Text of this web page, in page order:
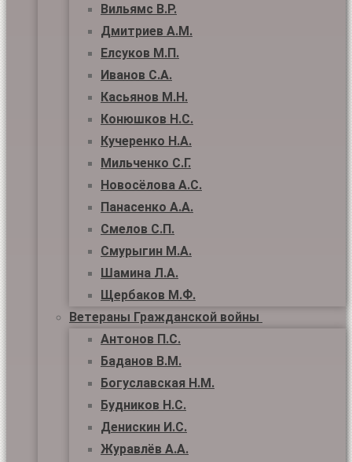
Вильямс В.Р.
Дмитриев А.М.
Елсуков М.П.
Иванов С.А.
Касьянов М.Н.
Конюшков Н.С.
Кучеренко Н.А.
Мильченко С.Г.
Новосёлова А.С.
Панасенко А.А.
Смелов С.П.
Смурыгин М.А.
Шамина Л.А.
Щербаков М.Ф.
Ветераны Гражданской войны
Антонов П.С.
Баданов В.М.
Богуславская Н.М.
Будников Н.С.
Денискин И.С.
Журавлёв А.А.